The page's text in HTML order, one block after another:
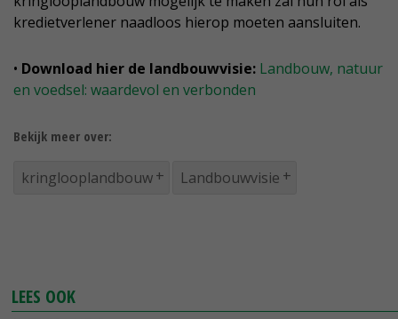
kredietverlener naadloos hierop moeten aansluiten.
• Download hier de landbouwvisie: Landbouw, natuur
en voedsel: waardevol en verbonden
Bekijk meer over:
kringlooplandbouw Landbouwvisie
LEES OOK